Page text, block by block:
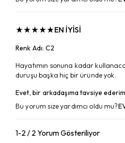
EN İYISI
Renk Adı: C2
Hayatımın sonuna kadar
duruşu başka hiç bir üründe yok.
Evet, bir arkadaşıma tavsiye ederim
Bu yorum size yardımcı oldu mu?
1-2 / 2 Yorum Gösteriliyor